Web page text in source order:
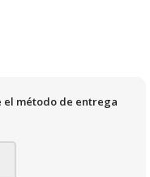
el método de entrega